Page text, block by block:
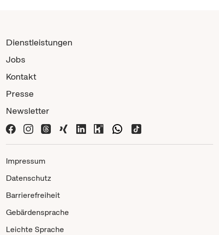
Dienstleistungen
Jobs
Kontakt
Presse
Newsletter
Impressum
Datenschutz
Barrierefreiheit
Gebärdensprache
Leichte Sprache